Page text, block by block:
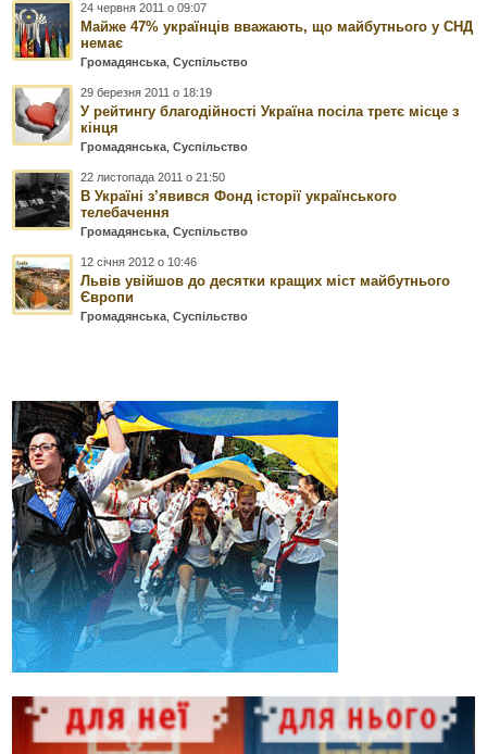
24 червня 2011 о 09:07
Майже 47% українців вважають, що майбутнього у СНД
немає
Громадянська ,Суспільство
29 березня 2011 о 18:19
У рейтингу благодійності Україна посіла третє місце з
кінця
Громадянська ,Суспільство
22 листопада 2011 о 21:50
В Україні з’явився Фонд історії українського
телебачення
Громадянська ,Суспільство
12 січня 2012 о 10:46
Львів увійшов до десятки кращих міст майбутнього
Європи
Громадянська ,Суспільство